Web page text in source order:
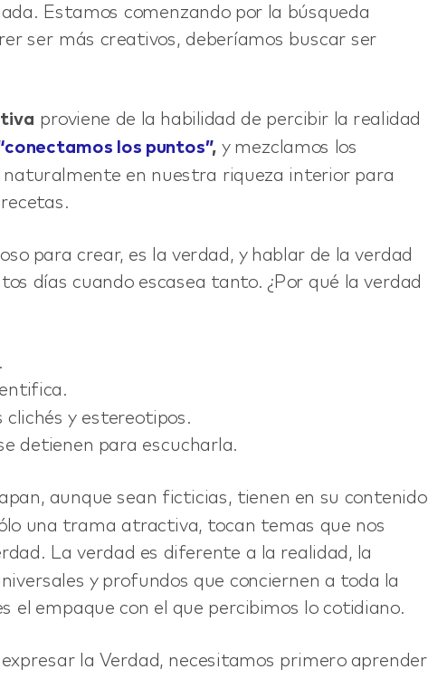
Estamos comenzando por la búsqueda
ser más creativos, deberíamos buscar ser
proviene de la habilidad de percibir la realidad
los puntos”, y mezclamos los
en nuestra riqueza interior para
para crear, es la verdad, y hablar de la verdad
días cuando escasea tanto. ¿Por qué la verdad
clichés y estereotipos.
detienen para escucharla.
aunque sean ficticias, tienen en su contenido
una trama atractiva, tocan temas que nos
La verdad es diferente a la realidad, la
y profundos que conciernen a toda la
el empaque con el que percibimos lo cotidiano.
la Verdad, necesitamos primero aprender